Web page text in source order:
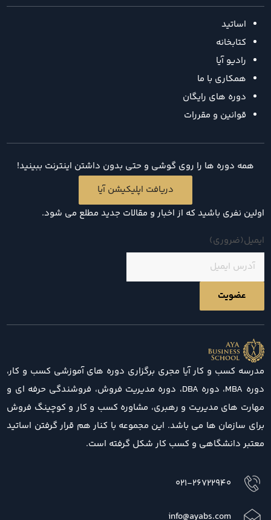
اساتید
کتابخانه
رادیو آیا
همکاری با ما
دوره های رایگان
قوانین و مقررات
همه دوره ها را روی گوشی و حتی بدون داشتن اینترنت ببینید!
دریافت اپلیکیشن آیا
اولین نفری باشید که از اخبار و مقالات جدید مطلع می شود.
ایمیل(ضروری)
مدرسه کسب و کار آیا مجری برگزاری دوره های آموزشی کسب و کار،
دوره MBA، دوره DBA، دوره مدیریت فروش، فروشندگی حرفه ای و
مهارت های مدیریت و رهبری، مشاوره کسب و کار و کوچینگ فروش
برای سازمان ها می باشد. این مجموعه با کنار هم قرار گرفتن اساتید
معتبر دانشگاهی و کسب کار شکل گرفته است.
021-26722940
info@ayabs.com